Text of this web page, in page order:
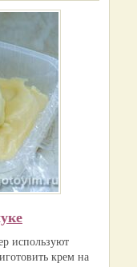
используют
крем на